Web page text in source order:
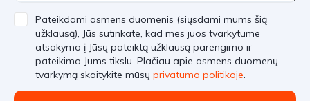
Pateikdami asmens duomenis (siųsdami mums šią
užklausą), Jūs sutinkate, kad mes juos tvarkytume
atsakymo į Jūsų pateiktą užklausą parengimo ir
pateikimo Jums tikslu. Plačiau apie asmens duomenų
tvarkymą skaitykite mūsų privatumo politikoje.